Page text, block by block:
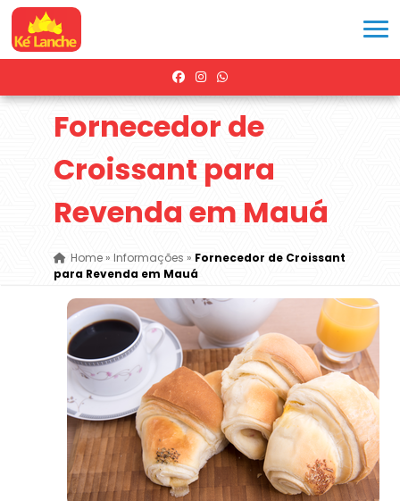
Fornecedor de
Croissant para
Revenda em Mauá
Home» Informações » Fornecedor de Croissant
para Revenda em Mauá